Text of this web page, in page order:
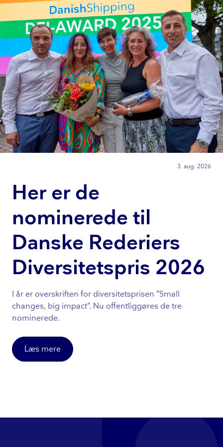
3. aug. 2026
Her er de
nominerede til
Danske Rederiers
Diversitetspris 2026
I år er overskriften for di­ver­si­tets­pri­sen ”Small
changes, big impact”. Nu offentliggøres de tre
nominerede.
Læs mere